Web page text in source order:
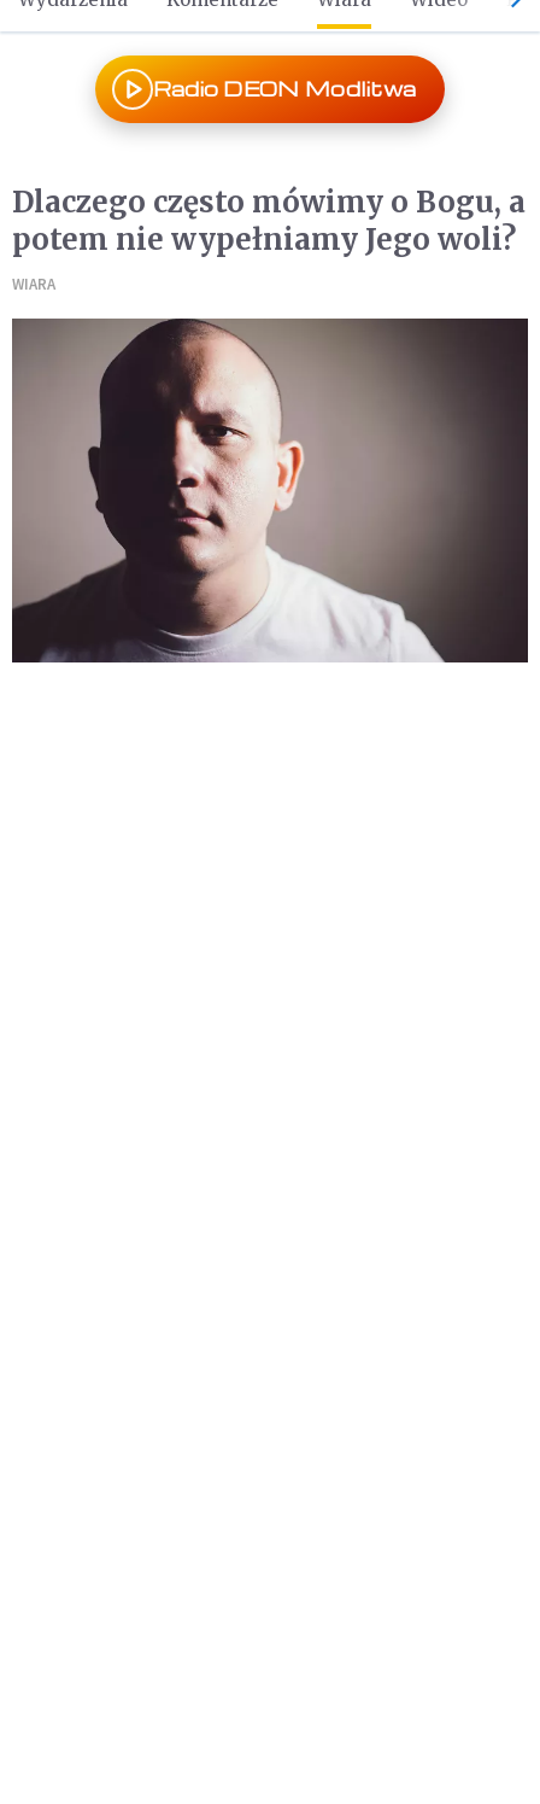
Radio DEON Modlitwa
Dlaczego często mówimy o Bogu, a
potem nie wypełniamy Jego woli?
WIARA